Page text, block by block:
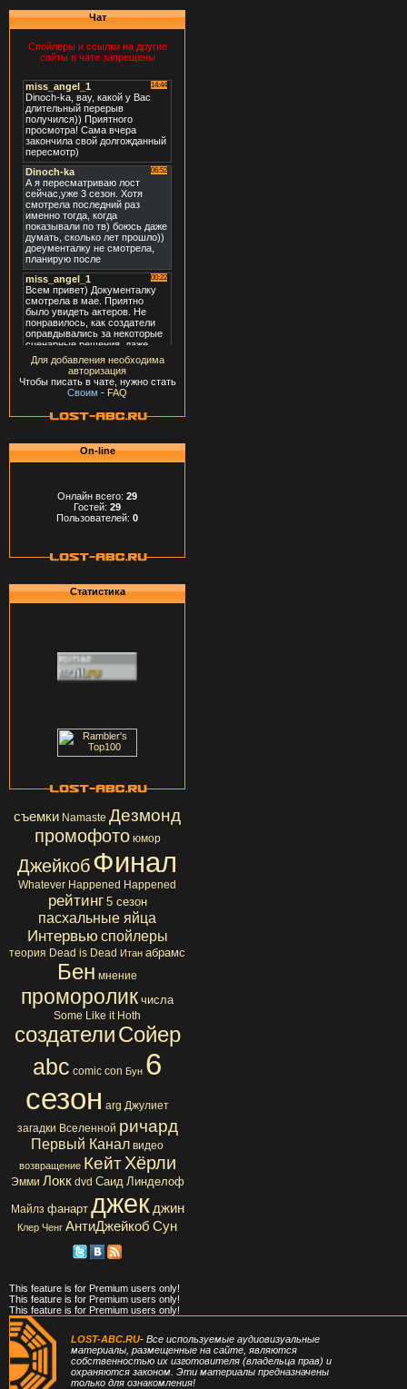
Чат
Спойлеры и ссылки на другие
сайты в чате запрещены
Для добавления необходима
авторизация
Чтобы писать в чате, нужно стать
Своим - FAQ
On-line
Онлайн всего: 29
Гостей: 29
Пользователей: 0
Статистика
съемки Namaste Дезмонд
промофото юмор
ДжейкобФинал
Whatever Happened Happened
рейтинг 5 сезон
пасхальные яйца
Интервью спойлеры
теория Dead is Dead Итан абрамс
Бен мнение
проморолик числа
Some Like it Hoth
создателиСойер
abc comic con Бун 6
сезон arg Джулиет
загадки Вселенной ричард
Первый Канал видео
возвращение Кейт Хёрли
Эмми Локк dvd Саид Линделоф
Майлз фанарт джек джин
Клер Ченг АнтиДжейкоб Сун
This feature is for Premium users only!
This feature is for Premium users only!
This feature is for Premium users only!
LOST-ABC.RU- Все используемые аудиовизуальные
материалы, размещенные на сайте, являются
собственностью их изготовителя (владельца прав) и
охраняются законом. Эти материалы предназначены
только для ознакомления!